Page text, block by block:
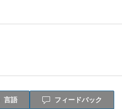
言語 フィードバック